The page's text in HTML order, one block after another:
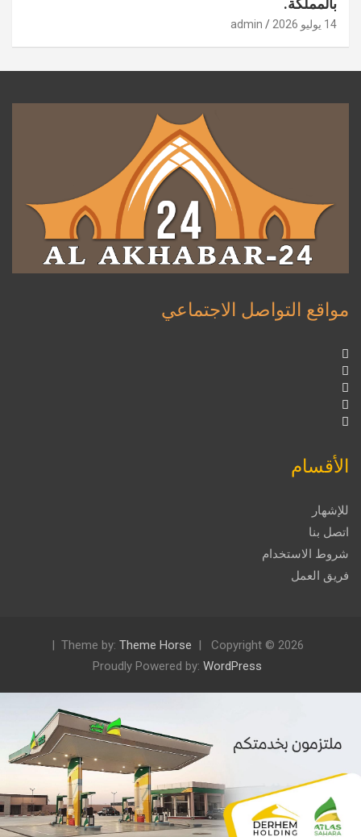
بالمملكة.
14 يوليو 2026 admin
مواقع التواصل الاجتماعي
الأقسام
للإشهار
اتصل بنا
شروط الاستخدام
فريق العمل
Copyright © 2026
Theme by: Theme Horse
Proudly Powered by: WordPress